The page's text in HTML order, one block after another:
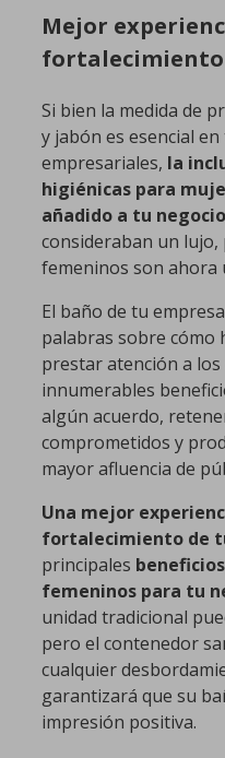
Mejor
fortalecimiento
Si bien la medida de
y jabón es esencial
empresariales, la
higiénicas para
añadido a tu negocio
consideraban un
femeninos son ahora
El baño de tu
palabras sobre cómo
prestar atención a
innumerables
algún acuerdo,
comprometidos y
mayor afluencia de
Una mejor
fortalecimiento de
principales
femeninos para tu
unidad tradicional
pero el contenedor
cualquier
garantizará que su
impresión positiva.